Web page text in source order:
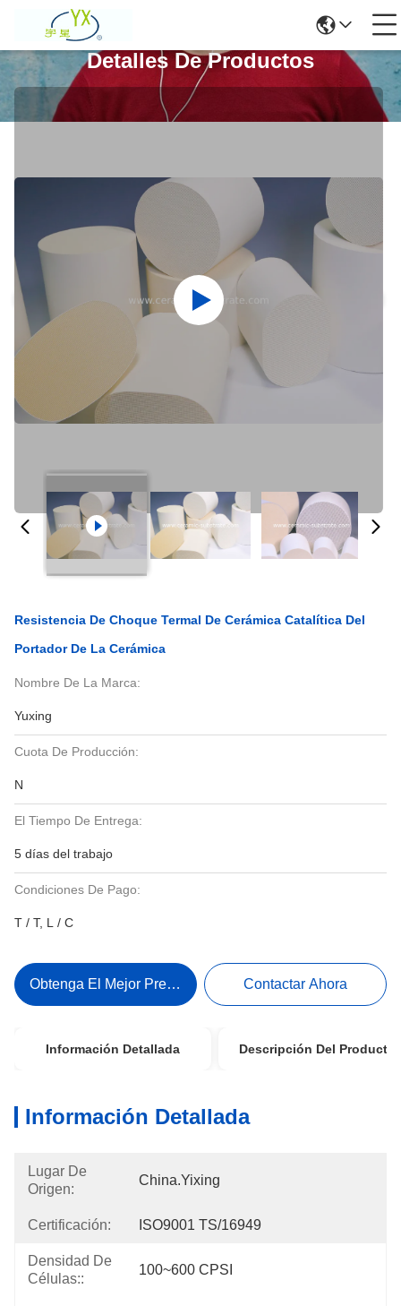
Detalles De Productos
Resistencia De Choque Termal De Cerámica Catalítica Del
Portador De La Cerámica
Nombre De La Marca:
Yuxing
Cuota De Producción:
N
El Tiempo De Entrega:
5 días del trabajo
Condiciones De Pago:
T / T, L / C
Obtenga El Mejor Precio Contactar Ahora
Información Detallada Descripción Del Producto
Información Detallada
Lugar De
Origen:
China.Yixing
Certificación: ISO9001 TS/16949
Densidad De
Células::
100~600 CPSI